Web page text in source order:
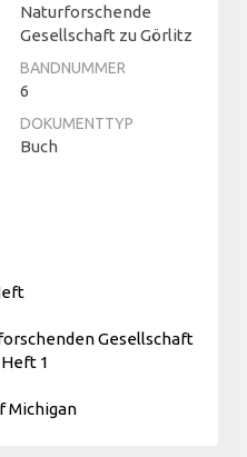
Naturforschende
Gesellschaft zu Görlitz
BANDNUMMER
6
DOKUMENTTYP
Buch
Gesellschaft
1
Michigan